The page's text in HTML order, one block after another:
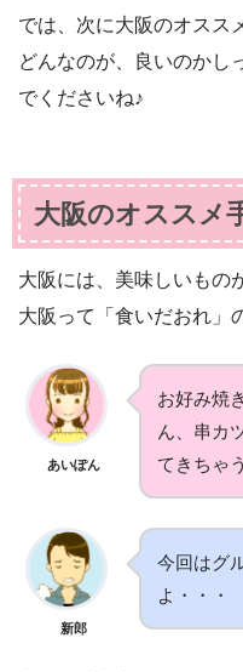
では、次に大阪のオスス
どんなのが、良いのかし
でくださいね♪
大阪のオススメ
大阪には、美味しいもの
大阪って「食いだおれ」
あいぽん
お好み焼
ん、串カ
てきちゃ
新郎
今回はグ
よ・・・